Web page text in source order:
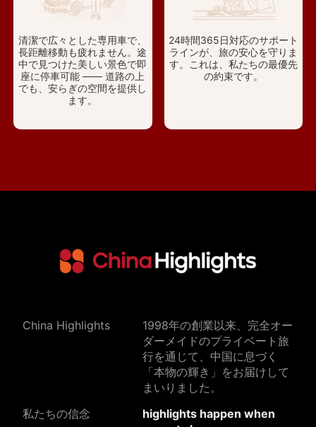
清潔で広々とした専用車で、
長距離移動も疲れません。途
中で見つけた美しい景色で即
座に停車可能 —— 道路の上
でも、安らぎの空間を提供し
ます。
24時間365日対応のサポート
ラインが、旅の安心を守りま
す。これは、私たちの最優先
の約束です。
China Highlights
1998年の創業以来、完全オー
ダーメイドのプライベート旅
行を通じて、中国に息づく
「本物の輝き」をお届けして
まいりました。
私たちの信念
highlights happen when